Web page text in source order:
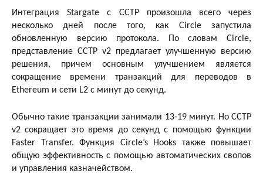
Интеграция Stargate с CCTP произошла всего через
несколько дней после того, как Circle запустила
обновленную версию протокола. По словам Circle,
представление CCTP v2 предлагает улучшенную версию
решения, причем основным улучшением является
сокращение времени транзакций для переводов в
Ethereum и сети L2 с минут до секунд.
Обычно такие транзакции занимали 13-19 минут. Но CCTP
v2 сокращает это время до секунд с помощью функции
Faster Transfer. Функция Circle’s Hooks также повышает
общую эффективность с помощью автоматических свопов
и управления казначейством.